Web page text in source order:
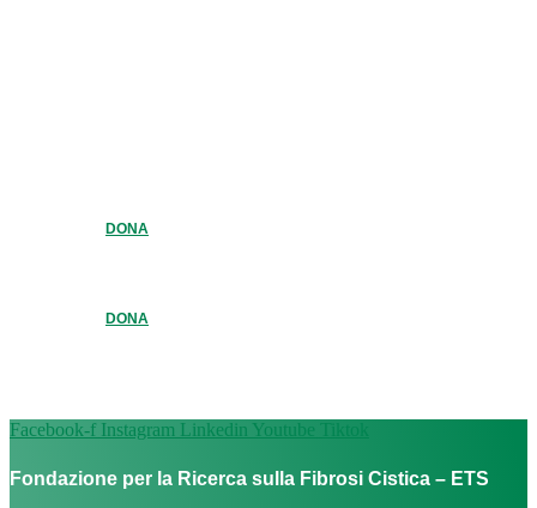
DONA
DONA
Facebook-f Instagram Linkedin Youtube Tiktok
Fondazione per la Ricerca sulla Fibrosi Cistica – ETS